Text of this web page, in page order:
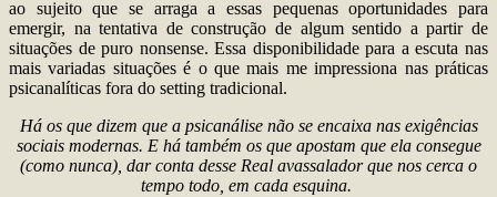
ao sujeito que se arraga a essas pequenas oportunidades para
emergir, na tentativa de construção de algum sentido a partir de
situações de puro nonsense. Essa disponibilidade para a escuta nas
mais variadas situações é o que mais me impressiona nas práticas
psicanalíticas fora do setting tradicional.
Há os que dizem que a psicanálise não se encaixa nas exigências
sociais modernas. E há também os que apostam que ela consegue
(como nunca), dar conta desse Real avassalador que nos cerca o
tempo todo, em cada esquina.